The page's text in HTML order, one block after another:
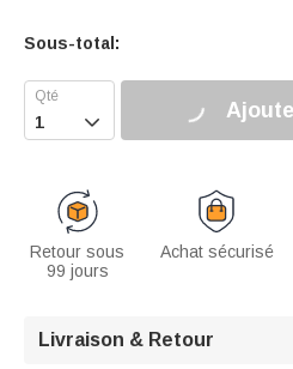
Sous-total:

Retour sous
99 jours
Achat sécurisé
Livraison & Retour